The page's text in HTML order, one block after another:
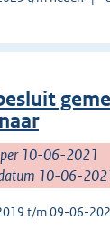
per 10-06-2021
10-06-
t/m 09-06-